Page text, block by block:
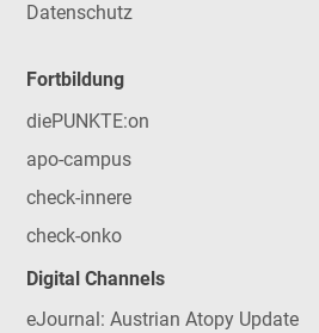
Datenschutz
Fortbildung
diePUNKTE:on
apo-campus
check-innere
check-onko
Digital Channels
eJournal: Austrian Atopy Update